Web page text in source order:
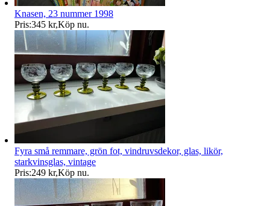
Knasen, 23 nummer 1998
Pris:345 kr,Köp nu.
Fyra små remmare, grön fot, vindruvsdekor, glas, likör,
starkvinsglas, vintage
Pris:249 kr,Köp nu.